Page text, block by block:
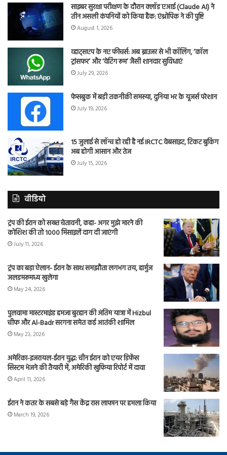
साइबर सुरक्षा परीक्षण के दौरान क्लॉड एआई (Claude AI) ने
तीन असली कंपनियों को किया हैक: एंथ्रोपिक ने की पुष्टि
August 1, 2026
व्हाट्सएप के नए फीचर्स: अब ब्राउजर से भी कॉलिंग, ‘कॉल
ट्रांसफर’ और ‘वेटिंग रूम’ जैसी शानदार सुविधाएं
July 29, 2026
फेसबुक में बड़ी तकनीकी समस्या, दुनिया भर के यूजर्स परेशान
July 19, 2026
15 जुलाई से लॉन्च हो रही है नई IRCTC वेबसाइट, टिकट बुकिंग
अब होगी आसान और तेज
July 15, 2026
वीडियो
ट्रंप की ईरान को सख्त चेतावनी, कहा- अगर मुझे मारने की
कोशिश की तो 1000 मिसाइलें दाग दी जाएंगी
July 11, 2026
ट्रंप का बड़ा ऐलान- ईरान के साथ समझौता लगभग तय, हार्मुज
जलडमरूमध्य खुलेगा
May 24, 2026
पुलवामा मास्टरमाइंड हमजा बुरहान की अंतिम यात्रा में Hizbul
चीफ और Al-Badr सरगना समेत कई आतंकी शामिल
May 23, 2026
अमेरिका-इजरायल-ईरान युद्ध: चीन ईरान को एयर डिफेंस
सिस्टम भेजने की तैयारी में, अमेरिकी खुफिया रिपोर्ट में दावा
April 11, 2026
ईरान ने कतर के सबसे बड़े गैस केंद्र रास लाफान पर हमला किया
March 19, 2026